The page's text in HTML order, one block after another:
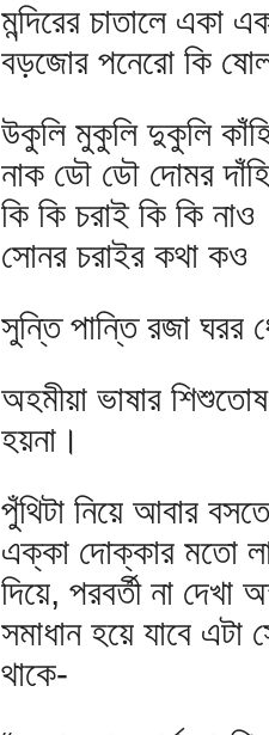
মন্দিরের চাতালে একা
বড়জোর পনেরো কি
উকুলি মুকুলি দুকুলি
নাক ডৌ ডৌ দোমর দাঁহি
কি কি চরাই কি কি নাও
সোনর চরাইর কথা কও
সুন্তি পান্তি রজা ঘরর
অহমীয়া ভাষার
হয়না।
পুঁথিটা নিয়ে আবার
এক্কা দোক্কার মতো
দিয়ে, পরবর্তী না
সমাধান হয়ে যাবে এটা
থাকে-